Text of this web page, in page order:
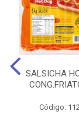
SALSICHA
Código: